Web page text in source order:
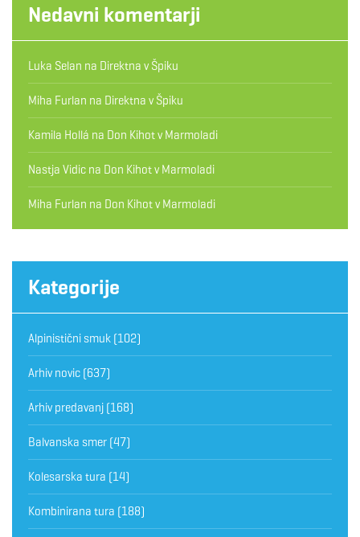
Nedavni komentarji
Luka Selan na Direktna v Špiku
Miha Furlan na Direktna v Špiku
Kamila Hollá na Don Kihot v Marmoladi
Nastja Vidic na Don Kihot v Marmoladi
Miha Furlan na Don Kihot v Marmoladi
Kategorije
Alpinistični smuk (102)
Arhiv novic (637)
Arhiv predavanj (168)
Balvanska smer (47)
Kolesarska tura (14)
Kombinirana tura (188)